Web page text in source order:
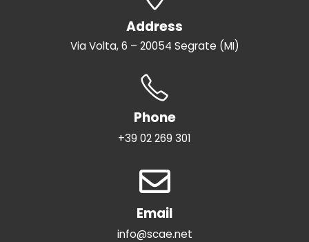
Address
Via Volta, 6 – 20054 Segrate (MI)
Phone
+39 02 269 301
Email
info@scae.net